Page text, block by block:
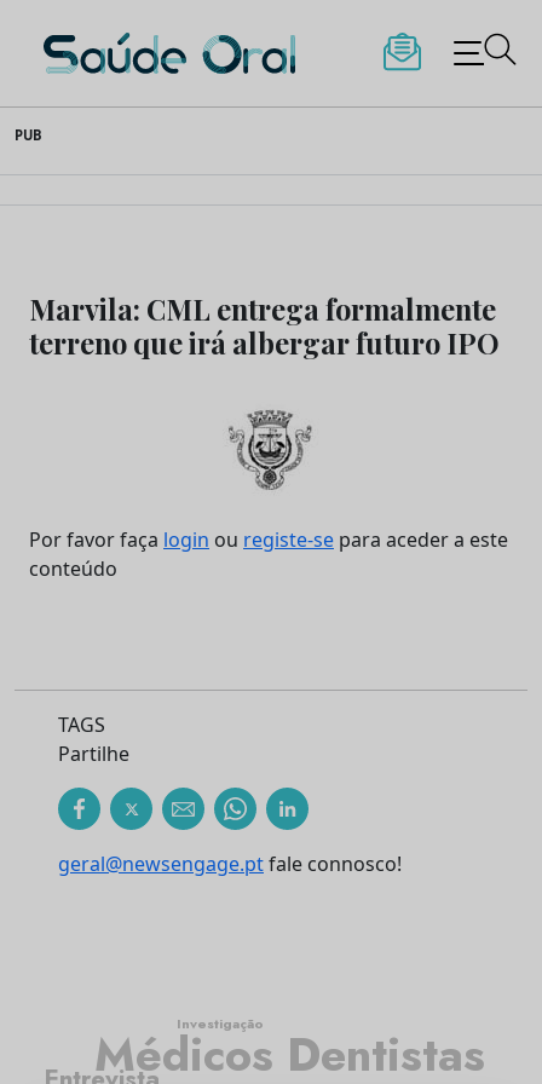
to
content
Saúde Oral
PUB
Marvila: CML entrega formalmente
terreno que irá albergar futuro IPO
Por favor faça login ou registe-se para aceder a este
conteúdo
TAGS
Partilhe
geral@newsengage.ptfale connosco!
Médicos Dentistas
Investigação